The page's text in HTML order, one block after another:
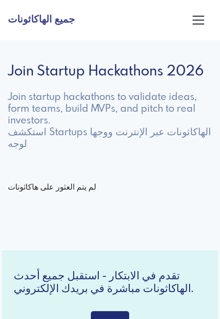
جميع الهاكاثونات
Join Startup Hackathons 2026
Join startup hackathons to validate ideas,
form teams, build MVPs, and pitch to real
investors.
استكشف Startups الهاكاثونات عبر الإنترنت ووجها
لوجه
لم يتم العثور على هاكاثونات
تقدم في الابتكار - استقبل جميع أحدث
الهاكاثونات مباشرة في بريدك الإلكتروني.